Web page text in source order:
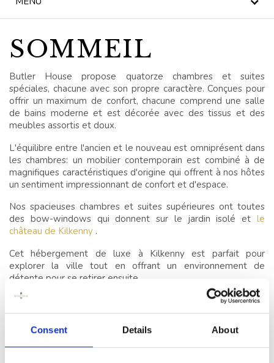
Consent Details About
MIDI
NOUVELLES
BLOG
KILKENNY CIVIC
TRUST
CÉLÉBRATIONS
LES MARIAGES
OFFRES SPÉCIALES
BUTLER HOUSE &
MEMBRE DU BLUE
BOOK D'IRLANDE
SOMMEIL
SOMMEIL
Butler House propose quatorze chambres et suites
spéciales, chacune avec son propre caractère. Conçues pour
offrir un maximum de confort, chacune comprend une salle
de bains moderne et est décorée avec des tissus et des
meubles assortis et doux.
L'équilibre entre l'ancien et le nouveau est omniprésent dans
les chambres: un mobilier contemporain est combiné à de
magnifiques caractéristiques d'origine qui offrent à nos hôtes
un sentiment impressionnant de confort et d'espace.
Nos spacieuses chambres et suites supérieures ont toutes
des bow-windows qui donnent sur le jardin isolé et le
château de Kilkenny .
Cet hébergement de luxe à Kilkenny est parfait pour
explorer la ville tout en offrant un environnement de
détente pour se retirer ensuite.
La maison Butler a été restaurée au début des années 1970
par Kilkenny Design, qui a minutieusement restauré tous les
éléments architecturaux d'origine et a aménagé la maison de
manière unique et contemporaine. L'influence de Kilkenny
Design a toujours été l'une des caractéristiques uniques des